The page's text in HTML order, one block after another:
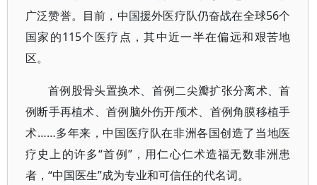
广泛赞誉。目前，中国援外医疗队仍奋战在全球56个
国家的115个医疗点，其中近一半在偏远和艰苦地
区。
首例股骨头置换术、首例二尖瓣扩张分离术、首
例断手再植术、首例脑外伤开颅术、首例角膜移植手
术……多年来，中国医疗队在非洲各国创造了当地医
疗史上的许多“首例”，用仁心仁术造福无数非洲患
者，“中国医生”成为专业和可信任的代名词。